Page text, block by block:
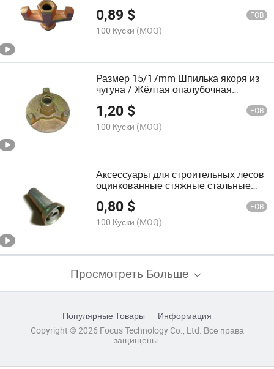
двухкрылой гайка
0,89 $ FOB
100 Куски (MOQ)
Размер 15/17mm Шпилька якоря из
чугуна / Жёлтая опалубочная
1,20 $ FOB
100 Куски (MOQ)
Аксессуары для строительных лесов
оцинкованные стяжные стальные
конусные гайки
0,80 $ FOB
100 Куски (MOQ)
Просмотреть Больше
Популярные Товары
Информация
Copyright © 2026 Focus Technology Co., Ltd. Все права
защищены.